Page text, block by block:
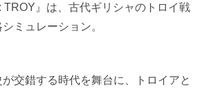
TROY』は、古代ギリシャのトロイ戦
ミュレーション。
交錯する時代を舞台に、トロイアと